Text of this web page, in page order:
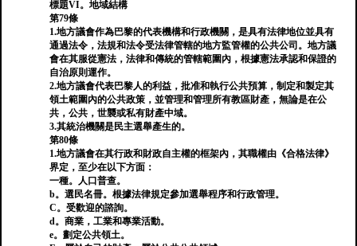
標題VI。地域結構
第79條
1.地方議會作為巴黎的代表機構和行政機關，是具有法律地位並具有
通過法令，法規和法令受法律管轄的地方監管權的公共公司。地方議
會在其服從憲法，法律和傳統的管轄範圍內，根據憲法承認和保證的
自治原則運作。
2.地方議會代表巴黎人的利益，批准和執行公共預算，制定和製定其
領土範圍內的公共政策，並管理和管理所有教區財產，無論是在公
共，公共，世襲或私有財產中域。
3.其統治機關是民主選舉產生的。
第80條
1.地方議會在其行政和財政自主權的框架內，其職權由《合格法律》
界定，至少在以下方面：
一種。人口普查。
b。選民名冊。根據法律規定參加選舉程序和行政管理。
C。受歡迎的諮詢。
d。商業，工業和專業活動。
e。劃定公共領土。